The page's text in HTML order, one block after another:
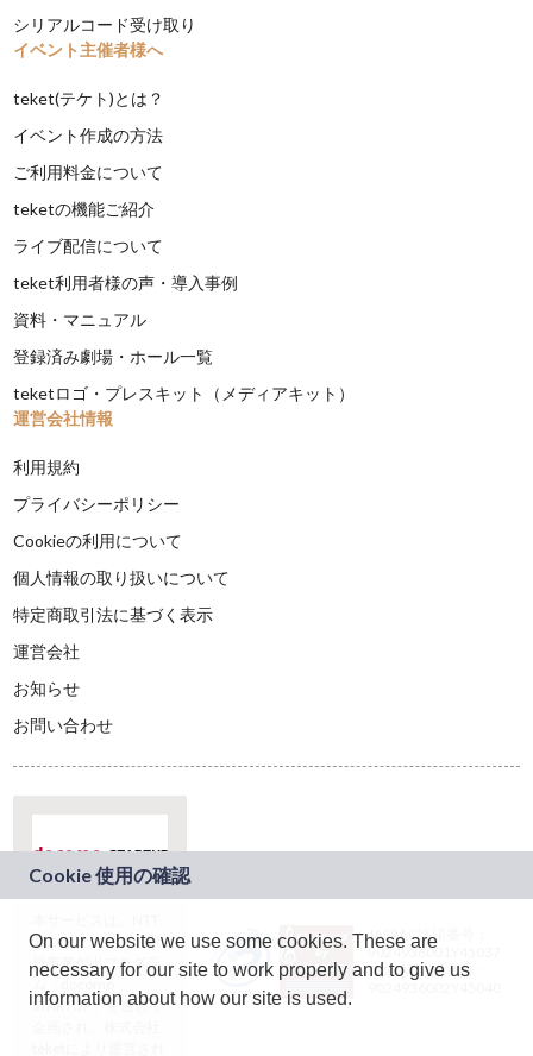
シリアルコード受け取り
イベント主催者様へ
teket(テケト)とは？
イベント作成の方法
ご利用料金について
teketの機能ご紹介
ライブ配信について
teket利用者様の声・導入事例
資料・マニュアル
登録済み劇場・ホール一覧
teketロゴ・プレスキット（メディアキット）
運営会社情報
利用規約
プライバシーポリシー
Cookieの利用について
個人情報の取り扱いについて
特定商取引法に基づく表示
運営会社
お知らせ
お問い合わせ
ドコモグループの新
規事業創出プログラ
ム「docomo
STARTUP」を通じて
JASRAC許諾番号：
9024936001Y45037
JASRAC許諾番号：
On our website we use some cookies. These are
necessary for our site to work properly and to give us
information about how our site is used.